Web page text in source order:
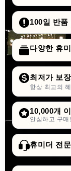
100일 반품
다양한 휴
최저가 보장
항상 최고의
10,000개
안심하고 구
휴미더 전